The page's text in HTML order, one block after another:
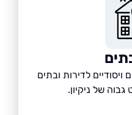
לדירות ובתים